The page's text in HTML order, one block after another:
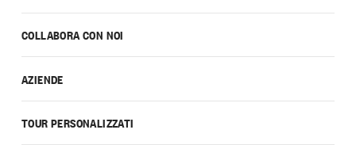
COLLABORA CON NOI
AZIENDE
TOUR PERSONALIZZATI